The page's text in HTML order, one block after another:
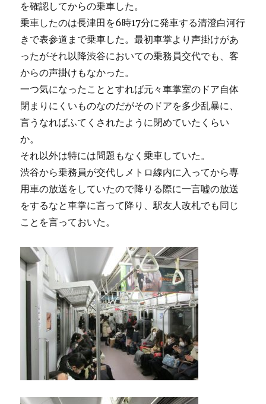
を確認してからの乗車した。
乗車したのは長津田を6時17分に発車する清澄白河行
きで表参道まで乗車した。最初車掌より声掛けがあ
ったがそれ以降渋谷においての乗務員交代でも、客
からの声掛けもなかった。
一つ気になったこととすれば元々車掌室のドア自体
閉まりにくいものなのだがそのドアを多少乱暴に、
言うなればふてくされたように閉めていたくらい
か。
それ以外は特には問題もなく乗車していた。
渋谷から乗務員が交代しメトロ線内に入ってから専
用車の放送をしていたので降りる際に一言嘘の放送
をするなと車掌に言って降り、駅友人改札でも同じ
ことを言っておいた。